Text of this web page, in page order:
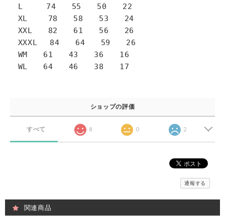
L 74 55 50 22
XL 78 58 53 24
XXL 82 61 56 26
XXXL 84 64 59 26
WM 61 43 36 16
WL 64 46 38 17
ショップの評価
すべて 8 0 2
通報する
関連商品